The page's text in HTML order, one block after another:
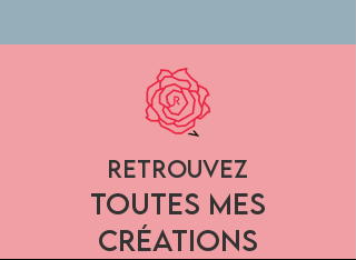
RETROUVEZ
TOUTES MES
CRÉATIONS